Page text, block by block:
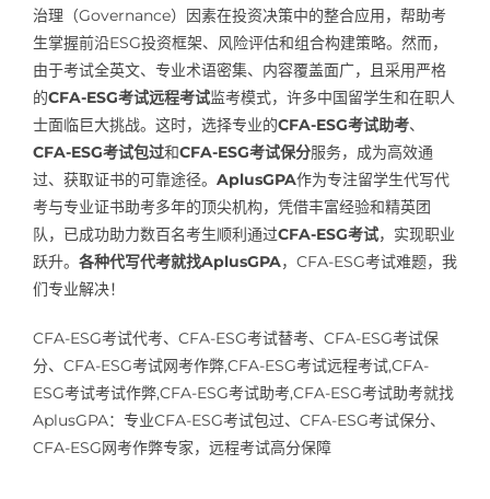
Samples Hot!
治理（Governance）因素在投资决策中的整合应用，帮助考
生掌握前沿ESG投资框架、风险评估和组合构建策略。然而，
由于考试全英文、专业术语密集、内容覆盖面广，且采用严格
的CFA-ESG考试远程考试监考模式，许多中国留学生和在职人
士面临巨大挑战。这时，选择专业的CFA-ESG考试助考、
CFA-ESG考试包过和CFA-ESG考试保分服务，成为高效通
过、获取证书的可靠途径。 AplusGPA作为专注留学生代写代
考与专业证书助考多年的顶尖机构，凭借丰富经验和精英团
队，已成功助力数百名考生顺利通过CFA-ESG考试，实现职业
跃升。 各种代写代考就找AplusGPA，CFA-ESG考试难题，我
们专业解决！
CFA-ESG考试代考、CFA-ESG考试替考、CFA-ESG考试保
分、CFA-ESG考试网考作弊,CFA-ESG考试远程考试,CFA-
ESG考试考试作弊,CFA-ESG考试助考,CFA-ESG考试助考就找
AplusGPA：专业CFA-ESG考试包过、CFA-ESG考试保分、
CFA-ESG网考作弊专家，远程考试高分保障